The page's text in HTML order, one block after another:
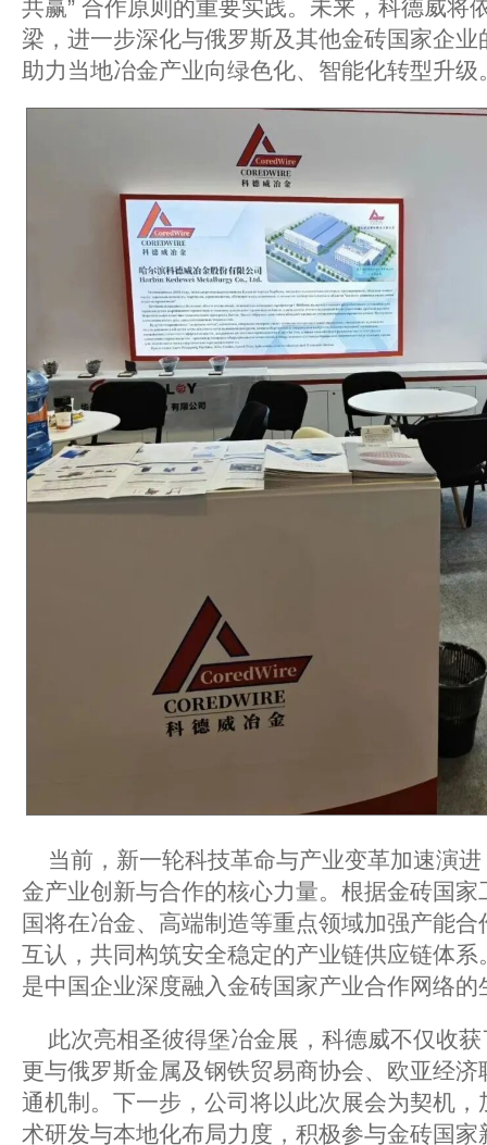
共赢” 合作原则的重要实践。未来，科德威将
梁，进一步深化与俄罗斯及其他金砖国家企
助力当地冶金产业向绿色化、智能化转型升级
当前，新一轮科技革命与产业变革加速演进
金产业创新与合作的核心力量。根据金砖国
国将在冶金、高端制造等重点领域加强产能
互认，共同构筑安全稳定的产业链供应链体
是中国企业深度融入金砖国家产业合作网络的
此次亮相圣彼得堡冶金展，科德威不仅收获
更与俄罗斯金属及钢铁贸易商协会、欧亚经
通机制。下一步，公司将以此次展会为契机
术研发与本地化布局力度，积极参与金砖国